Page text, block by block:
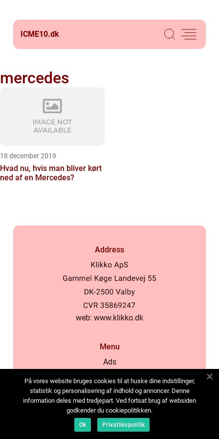
ICME10.dk
mercedes
18 december 2019
Hvad nu, hvis man bliver kørt
ned af en Mercedes?
Address
web: www.klikko.dk
Menu
Ads
Cookies
Contact
Sitemap
På vores website bruges cookies til at huske dine indstillinger,
statistik og personalisering af indhold og annoncer. Denne
information deles med tredjepart. Ved fortsat brug af websiden
godkender du cookiepolitikken.
Ok Privatlivspolitik